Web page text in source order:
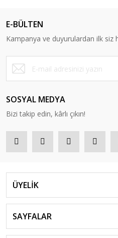
E-BÜLTEN
Kampanya ve duyurulardan ilk siz
SOSYAL MEDYA
Bizi takip edin, kârlı çıkın!
ÜYELİK
SAYFALAR